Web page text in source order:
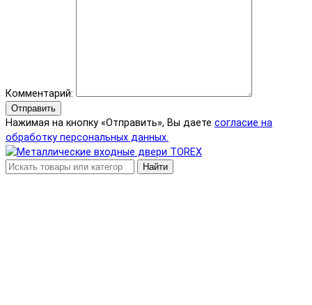
Комментарий:
Отправить
Нажимая на кнопку «Отправить», Вы даете согласие на
обработку персональных данных.
Найти